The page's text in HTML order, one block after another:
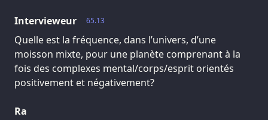
65.13
Intervieweur
Quelle est la fréquence, dans l’univers, d’une
moisson mixte, pour une planète comprenant à la
fois des complexes mental/corps/esprit orientés
positivement et négativement?
Ra